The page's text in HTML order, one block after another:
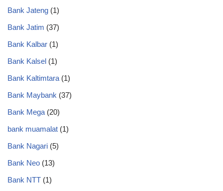
Bank Jateng (1)
Bank Jatim (37)
Bank Kalbar (1)
Bank Kalsel (1)
Bank Kaltimtara (1)
Bank Maybank (37)
Bank Mega (20)
bank muamalat (1)
Bank Nagari (5)
Bank Neo (13)
Bank NTT (1)